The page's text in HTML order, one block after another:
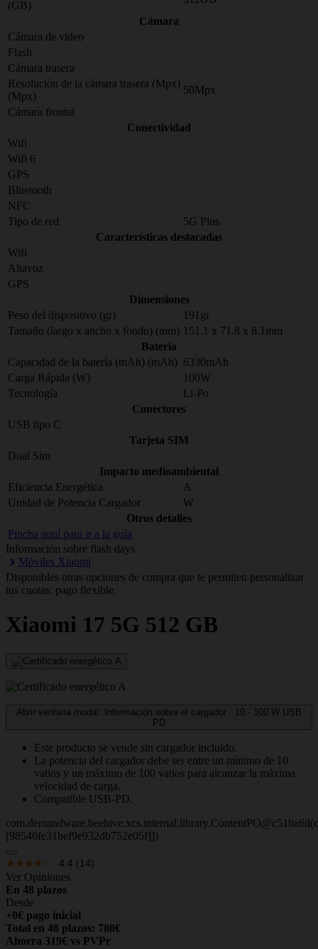
(GB)
Cámara
Cámara de video
Flash
Cámara trasera
Resolución de la cámara trasera (Mpx)
(Mpx)
50Mpx
Cámara frontal
Conectividad
Wifi
Wifi 6
GPS
Bluetooth
NFC
Tipo de red
5G Plus
Características destacadas
Wifi
Altavoz
GPS
Dimensiones
Peso del dispositivo (gr)
191gr
Tamaño (largo x ancho x fondo) (mm) 151.1 x 71.8 x 8.1mm
Bateria
Capacidad de la batería (mAh) (mAh) 6330mAh
Carga Rápida (W)
100W
Tecnología
Li-Po
Conectores
USB tipo C
Tarjeta SIM
Dual Sim
Impacto medioambiental
Eficiencia Energética
A
Unidad de Potencia Cargador
W
Otros detalles
Pincha aquí para ir a la guía
Información sobre flash days
Móviles Xiaomi
Disponibles otras opciones de compra que te permiten personalizar
tus cuotas: pago flexible.
Xiaomi 17 5G 512 GB
Abrir ventana modal: Información sobre el cargador 10 - 100 W USB
PD
Este producto se vende sin cargador incluido.
La potencia del cargador debe ser entre un mínimo de 10
vatios y un máximo de 100 vatios para alcanzar la máxima
velocidad de carga.
Compatible USB-PD.
[98546fe31bef9e932db752e05f]])
4.4 (14)
Ver Opiniones
En 48 plazos
Desde
+0€ pago inicial
Total en 48 plazos: 780€
Ahorra 319€ vs PVPr